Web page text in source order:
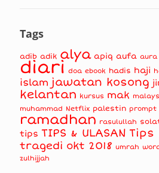
Tags
adib adik alya apiq aufa aura
diari doa ebook hadis haji
islam jawatan kosong
kelantan kursus mak
muhammad Netflix palestin prompt
ramadhan rasulullah
tips TIPS & ULASAN Tips
tragedi okt 2018 umrah
zulhijjah